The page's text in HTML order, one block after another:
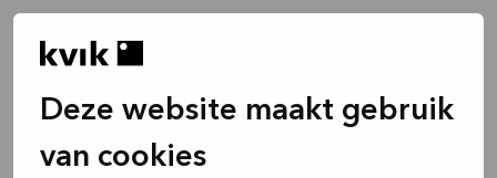
Deze website maakt gebruik
van cookies